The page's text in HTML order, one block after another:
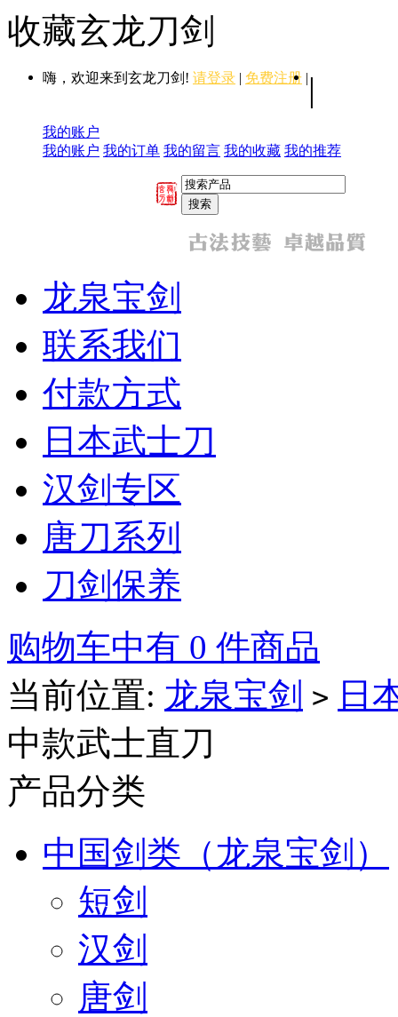
收藏玄龙刀剑
嗨，欢迎来到玄龙刀剑! 请登录 | 免费注册 | |
我的账户
我的账户 我的订单 我的留言 我的收藏 我的推荐
龙泉宝剑
联系我们
付款方式
日本武士刀
汉剑专区
唐刀系列
刀剑保养
购物车中有 0 件商品
当前位置: 龙泉宝剑 > 日
中款武士直刀
产品分类
中国剑类（龙泉宝剑）
短剑
汉剑
唐剑